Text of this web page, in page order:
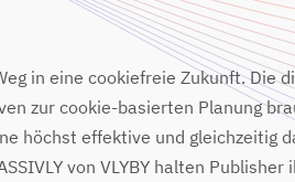
in eine cookiefreie Zukunft. Die
zur cookie-basierten Planung
höchst effektive und gleichzeitig
von VLYBY halten